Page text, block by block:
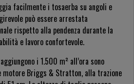
facilmente i tosaerba su angoli e
può essere arrestata
rispetto alla pendenza durante la
e lavoro confortevole.
i 1.500 m² all’ora sono
motore Briggs & Stratton, alla trazione